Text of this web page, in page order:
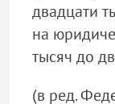
двадцати
на
тысяч до
(в ред.